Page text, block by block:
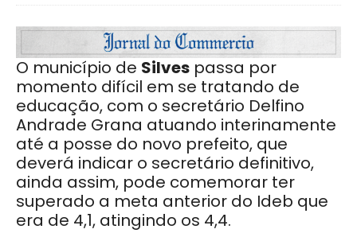
Amazônia
O município de Silves passa por
momento difícil em se tratando de
educação, com o secretário Delfino
Andrade Grana atuando interinamente
até a posse do novo prefeito, que
deverá indicar o secretário definitivo,
ainda assim, pode comemorar ter
superado a meta anterior do Ideb que
era de 4,1, atingindo os 4,4.